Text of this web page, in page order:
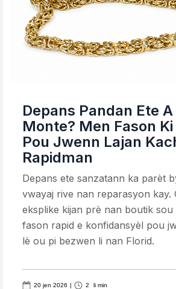
Depans Pandan Ete
Monte? Men Fason
Pou Jwenn Lajan
Rapidman
Depans ete sanzatann ka parèt
vwayaj rive nan reparasyon kay.
eksplike kijan prè nan boutik sou
fason rapid e konfidansyèl pou
lè ou pi bezwen li nan Florid.
20 jen 2026 | 2 li min